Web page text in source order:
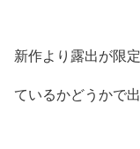
新作より露出が限
ているかどうかで